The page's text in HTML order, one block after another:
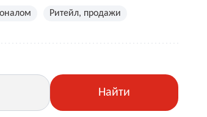
Ритейл, продажи
Найти